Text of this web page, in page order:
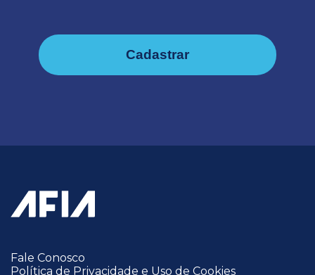
Cadastrar
Fale Conosco
Política de Privacidade e Uso de Cookies